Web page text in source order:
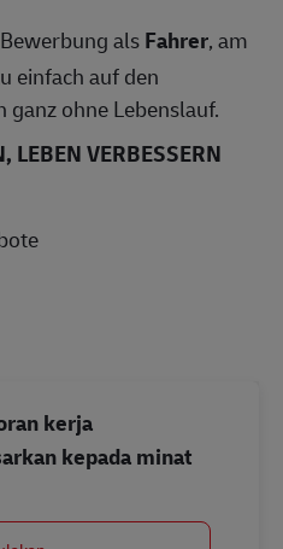
alsFahrer, am
einfach auf den
ohne Lebenslauf.
LEBEN VERBESSERN
kerja
kepada minat